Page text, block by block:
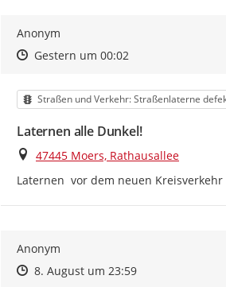
Anonym
Zeitpunkt des Erstellens
Zeitpunkt des Erstellens
Gestern um 00:02Zur Äußerung
Kategorie
Straßen und Verkehr: Straßenlaterne
Laternen alle Dunkel!
Ort
47445 Moers, Rathausallee
Laternen  vor dem neuen Kreisverkehr
Anonym
Zeitpunkt des Erstellens
Zeitpunkt des Erstellens
8. August um 23:59Zur Äußerung